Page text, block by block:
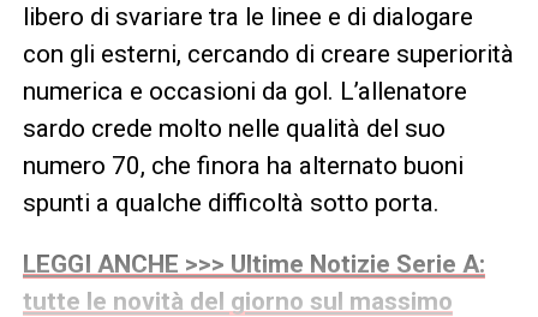
libero di svariare tra le linee e di dialogare
con gli esterni, cercando di creare superiorità
numerica e occasioni da gol. L’allenatore
sardo crede molto nelle qualità del suo
numero 70, che finora ha alternato buoni
spunti a qualche difficoltà sotto porta.
LEGGI ANCHE >>> Ultime Notizie Serie A:
tutte le novità del giorno sul massimo